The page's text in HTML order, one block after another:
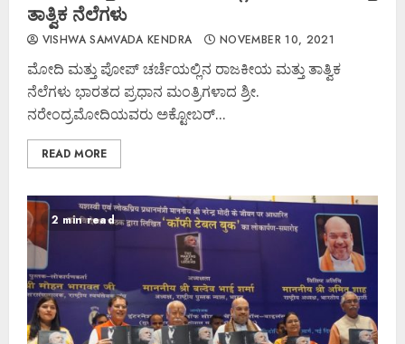
ತಾತ್ವಿಕ ನೆಲೆಗಳು
VISHWA SAMVADA KENDRA NOVEMBER 10, 2021
ಮೋದಿ ಮತ್ತು ಪೋಪ್ ಚರ್ಚೆಯಲ್ಲಿನ ರಾಜಕೀಯ ಮತ್ತು ತಾತ್ವಿಕ
ನೆಲೆಗಳು ಭಾರತದ ಪ್ರಧಾನ ಮಂತ್ರಿಗಳಾದ ಶ್ರೀ.
ನರೇಂದ್ರಮೋದಿಯವರು ಅಕ್ಟೋಬರ್...
READ MORE
2 min read